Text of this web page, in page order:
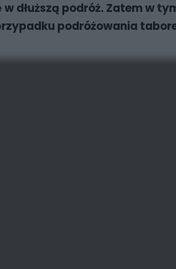
w dłuższą podróż. Zatem w
podróżowania